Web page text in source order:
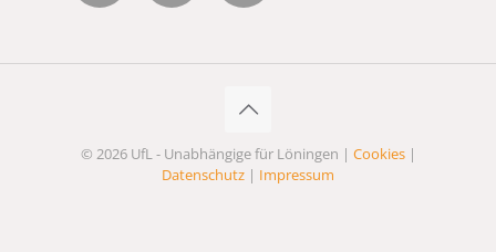
© 2026 UfL - Unabhängige für Löningen | Cookies|
Datenschutz | Impressum